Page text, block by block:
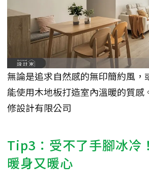
無論是追求自然感的無印簡約風，
能使用木地板打造室內溫暖的質感
修設計有限公司
Tip3：受不了手腳冰冷
暖身又暖心